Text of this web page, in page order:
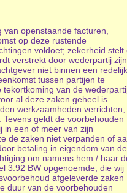
openstaande facturen,
op deze rustende
voldoet; zekerheid stelt
verstrekt door wederpartij zijn
niet binnen een
tussen partijen te
van de
al deze zaken geheel is
werkzaamheden verrichten,
geldt de voorbehouden
in een of meer van zijn
de zaken niet verpanden of
betaling in eigendom van de
om namens hem / haar
3:92 BW opgenoemde, die wij
afgeleverde zaken
duur van de voorbehouden